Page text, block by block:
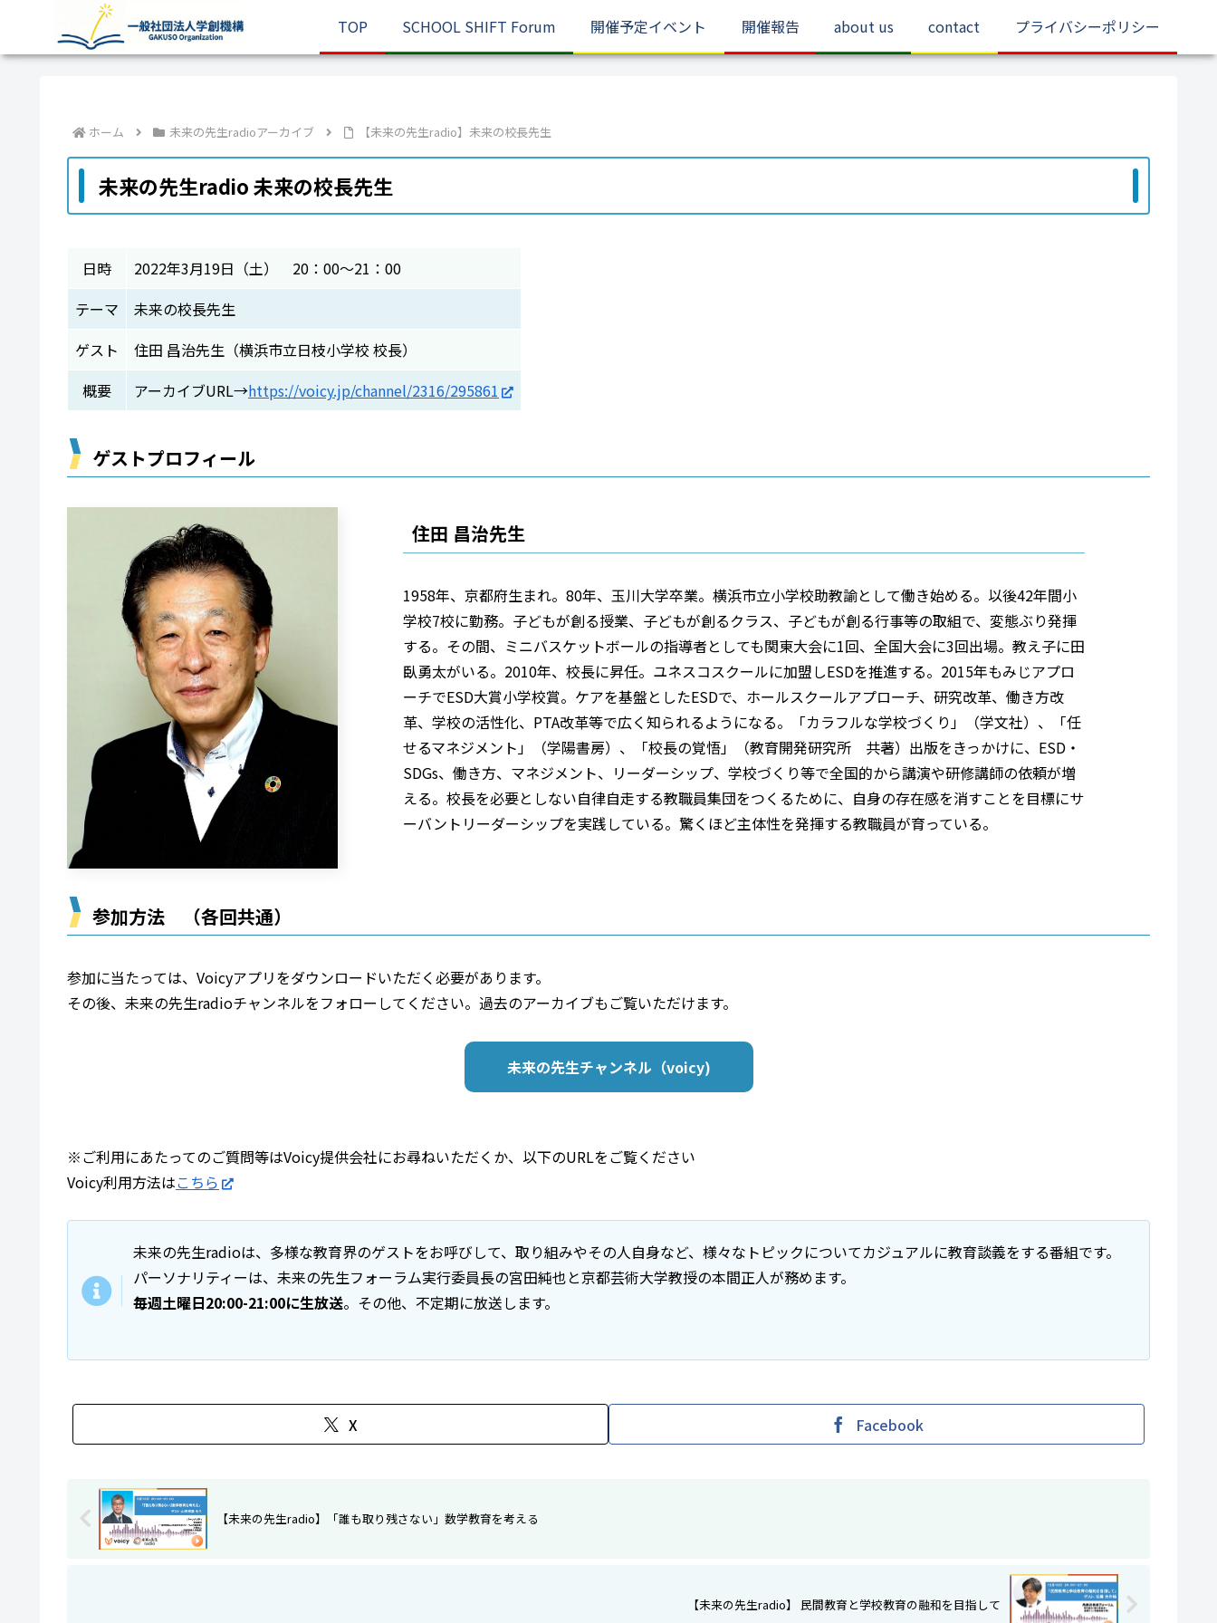
TOP SCHOOL SHIFT Forum 開催予定イベント 開催報告 about us contact プライバシーポリシー
ホーム 未来の先生radioアーカイブ 【未来の先生radio】未来の校長先生
未来の先生radio 未来の校長先生
日時
2022年3月19日（土） 20：00～21：00
テーマ
未来の校長先生
ゲスト
住田 昌治先生（横浜市立日枝小学校 校長）
概要
アーカイブURL→https://voicy.jp/channel/2316/295861
ゲストプロフィール
住田 昌治先生
1958年、京都府生まれ。80年、玉川大学卒業。横浜市立小学校助教諭として働き始める。以後42年間小
学校7校に勤務。子どもが創る授業、子どもが創るクラス、子どもが創る行事等の取組で、変態ぶり発揮
する。その間、ミニバスケットボールの指導者としても関東大会に1回、全国大会に3回出場。教え子に田
臥勇太がいる。2010年、校長に昇任。ユネスコスクールに加盟しESDを推進する。2015年もみじアプロ
ーチでESD大賞小学校賞。ケアを基盤としたESDで、ホールスクールアプローチ、研究改革、働き方改
革、学校の活性化、PTA改革等で広く知られるようになる。「カラフルな学校づくり」（学文社）、「任
せるマネジメント」（学陽書房）、「校長の覚悟」（教育開発研究所 共著）出版をきっかけに、ESD・
SDGs、働き方、マネジメント、リーダーシップ、学校づくり等で全国的から講演や研修講師の依頼が増
える。校長を必要としない自律自走する教職員集団をつくるために、自身の存在感を消すことを目標にサ
ーバントリーダーシップを実践している。驚くほど主体性を発揮する教職員が育っている。
参加方法 （各回共通）
参加に当たっては、Voicyアプリをダウンロードいただく必要があります。
その後、未来の先生radioチャンネルをフォローしてください。過去のアーカイブもご覧いただけます。
未来の先生チャンネル（voicy)
※ご利用にあたってのご質問等はVoicy提供会社にお尋ねいただくか、以下のURLをご覧ください
Voicy利用方法はこちら
未来の先生radioは、多様な教育界のゲストをお呼びして、取り組みやその人自身など、様々なトピックについてカジュアルに教育談義をする番組です。
パーソナリティーは、未来の先生フォーラム実行委員長の宮田純也と京都芸術大学教授の本間正人が務めます。
毎週土曜日20:00-21:00に生放送。その他、不定期に放送します。
X Facebook
【未来の先生radio】「誰も取り残さない」数学教育を考える
【未来の先生radio】 民間教育と学校教育の融和を目指して